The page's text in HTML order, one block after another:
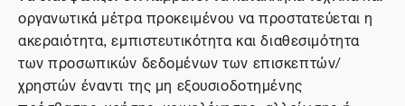
οργανωτικά μέτρα προκειμένου να προστατεύεται η
ακεραιότητα, εμπιστευτικότητα και διαθεσιμότητα
των προσωπικών δεδομένων των επισκεπτών/
χρηστών έναντι της μη εξουσιοδοτημένης